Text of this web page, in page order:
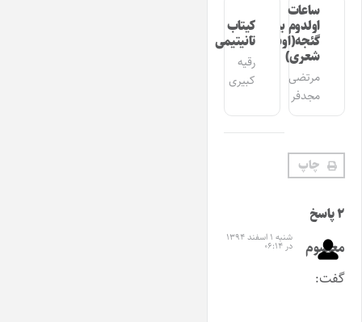
ساعات
اولدوم بیر
گئجه(اوشاق
شعری)
مرتضی
مجدفر
کیتاب
تانیتیمی
رقیه
کبیری
چاپ
۲ پاسخ
معصوم
گفت:
شنبه ۱ اسفند ۱۳۹۴
در ۰۶:۱۴